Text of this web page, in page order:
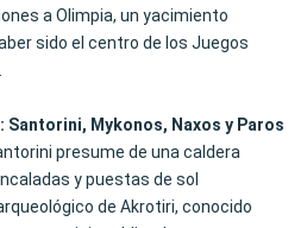
a Olimpia, un yacimiento
sido el centro de los Juegos
Mykonos, Naxos y Paros
presume de una caldera
y puestas de sol
de Akrotiri, conocido